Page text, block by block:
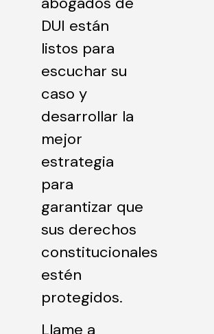
DUI están
listos para
escuchar su
caso y
desarrollar la
mejor
estrategia
para
garantizar que
sus derechos
constitucionales
estén
protegidos.
Llame a